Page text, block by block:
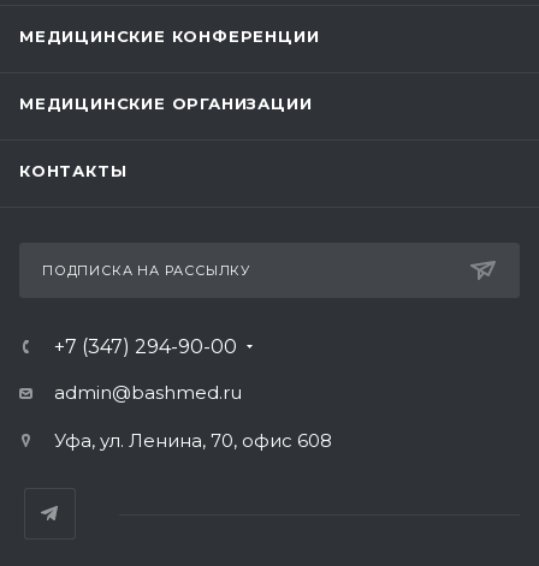
МЕДИЦИНСКИЕ КОНФЕРЕНЦИИ
МЕДИЦИНСКИЕ ОРГАНИЗАЦИИ
КОНТАКТЫ
ПОДПИСКА НА РАССЫЛКУ
+7 (347) 294-90-00
admin@bashmed.ru
Уфа, ул. Ленина, 70, офис 608